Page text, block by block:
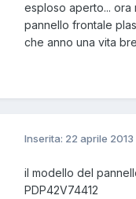
esploso aperto...
pannello frontale
che anno una vita
Inserita: 22 aprile 2013
il modello del
PDP42V74412